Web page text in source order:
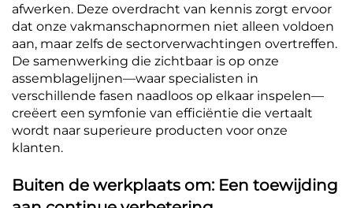
afwerken. Deze overdracht van kennis zorgt ervoor
dat onze vakmanschapnormen niet alleen voldoen
aan, maar zelfs de sectorverwachtingen overtreffen.
De samenwerking die zichtbaar is op onze
assemblagelijnen—waar specialisten in
verschillende fasen naadloos op elkaar inspelen—
creëert een symfonie van efficiëntie die vertaalt
wordt naar superieure producten voor onze
klanten.
Buiten de werkplaats om: Een toewijding